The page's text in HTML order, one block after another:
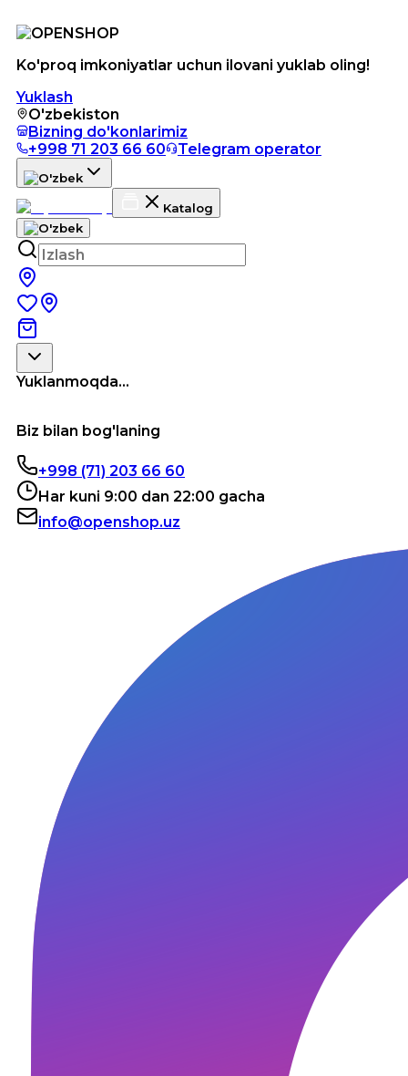
Ko'proq imkoniyatlar uchun ilovani yuklab oling!
Yuklash
O'zbekiston
Bizning do'konlarimiz
+998 71 203 66 60
Telegram operator
Katalog
Yuklanmoqda...
Biz bilan bog'laning
+998 (71) 203 66 60
Har kuni 9:00 dan 22:00 gacha
info@openshop.uz